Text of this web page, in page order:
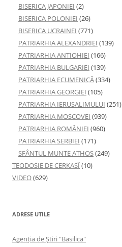
BISERICA JAPONIEI (2)
BISERICA POLONIEI (26)
BISERICA UCRAINEI (771)
PATRIARHIA ALEXANDRIEI (139)
PATRIARHIA ANTIOHIEI (166)
PATRIARHIA BULGARIEI (139)
PATRIARHIA ECUMENICĂ(334)
PATRIARHIA GEORGIEI (105)
PATRIARHIA IERUSALIMULUI (251)
PATRIARHIA MOSCOVEI (939)
PATRIARHIA ROMÂNIEI (960)
PATRIARHIA SERBIEI (171)
SFÂNTUL MUNTE ATHOS(249)
TEODOSIE DE CERKASÎ(10)
VIDEO(629)
ADRESE UTILE
Agenţia de Ştiri "Basilica"